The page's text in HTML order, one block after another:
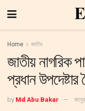
Home জাতীয়
জাতীয় নাগরিক
প্রধান উপদেষ্টার
by Md Abu Bakar